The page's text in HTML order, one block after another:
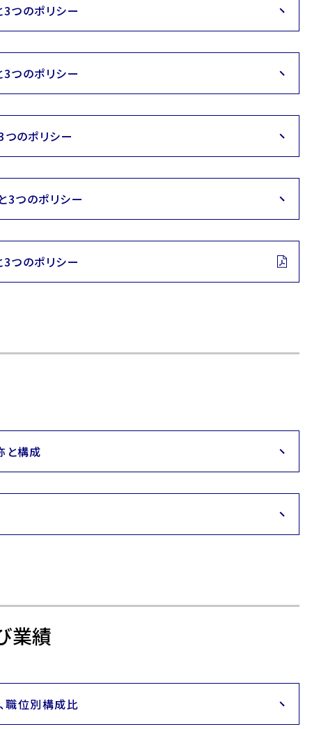
つのポリシー
つのポリシー
のポリシー
つのポリシー
つのポリシー
と構成
業績
職位別構成比